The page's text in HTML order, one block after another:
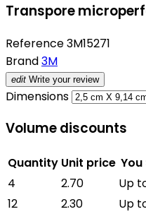
Transpore
Reference3M15271
Brand3M
edit Write your review
Dimensions
Volume discounts
Quantity Unit price You
4
2.70
Up
12
2.30 Up